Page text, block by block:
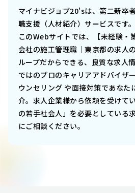
マイナビジョブ20'sは、第二新卒
職支援（人材紹介）サービスです。
このWebサイトでは、
【未経験
会社の施工管理職｜東京都の求人
ループだからできる、良質な求人
ではのプロのキャリアアドバイザ
ウンセリング や面接対策であなた
介。求人企業様から依頼を受けて
の若手社会人」を必要としている
にご相談ください。